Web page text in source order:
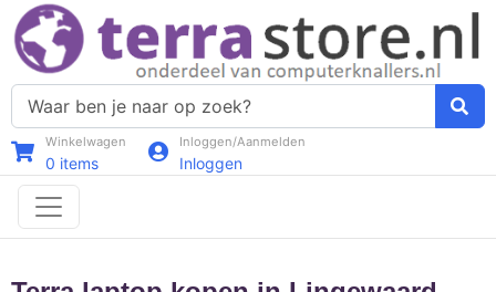
Winkelwagen
0 items
Inloggen/Aanmelden
Inloggen